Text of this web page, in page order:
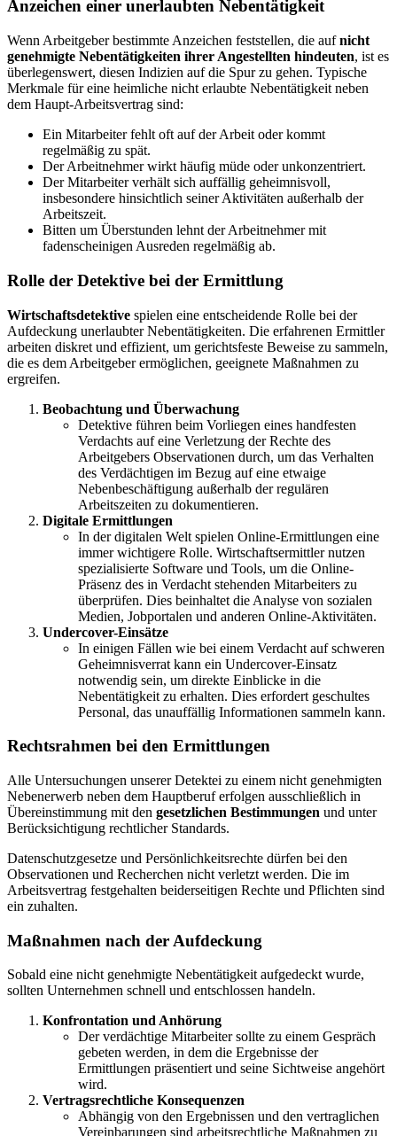
Anzeichen einer unerlaubten Nebentätigkeit
Wenn Arbeitgeber bestimmte Anzeichen feststellen, die aufnicht
genehmigte Nebentätigkeiten ihrer Angestellten hindeuten, ist es
überlegenswert, diesen Indizien auf die Spur zu gehen. Typische
Merkmale für eine heimliche nicht erlaubte Nebentätigkeit neben
dem Haupt-Arbeitsvertrag sind:
Ein Mitarbeiter fehlt oft auf der Arbeit oder kommt
regelmäßig zu spät.
Der Arbeitnehmer wirkt häufig müde oder unkonzentriert.
Der Mitarbeiter verhält sich auffällig geheimnisvoll,
insbesondere hinsichtlich seiner Aktivitäten außerhalb der
Arbeitszeit.
Bitten um Überstunden lehnt der Arbeitnehmer mit
fadenscheinigen Ausreden regelmäßig ab.
Rolle der Detektive bei der Ermittlung
Wirtschaftsdetektive spielen eine entscheidende Rolle bei der
Aufdeckung unerlaubter Nebentätigkeiten. Die erfahrenen Ermittler
arbeiten diskret und effizient, um gerichtsfeste Beweise zu sammeln,
die es dem Arbeitgeber ermöglichen, geeignete Maßnahmen zu
ergreifen.
Beobachtung und Überwachung
Detektive führen beim Vorliegen eines handfesten
Verdachts auf eine Verletzung der Rechte des
Arbeitgebers Observationen durch, um das Verhalten
des Verdächtigen im Bezug auf eine etwaige
Nebenbeschäftigung außerhalb der regulären
Arbeitszeiten zu dokumentieren.
Digitale Ermittlungen
In der digitalen Welt spielen Online-Ermittlungen eine
immer wichtigere Rolle. Wirtschaftsermittler nutzen
spezialisierte Software und Tools, um die Online-
Präsenz des in Verdacht stehenden Mitarbeiters zu
überprüfen. Dies beinhaltet die Analyse von sozialen
Medien, Jobportalen und anderen Online-Aktivitäten.
Undercover-Einsätze
In einigen Fällen wie bei einem Verdacht auf schweren
Geheimnisverrat kann ein Undercover-Einsatz
notwendig sein, um direkte Einblicke in die
Nebentätigkeit zu erhalten. Dies erfordert geschultes
Personal, das unauffällig Informationen sammeln kann.
Rechtsrahmen bei den Ermittlungen
Alle Untersuchungen unserer Detektei zu einem nicht genehmigten
Nebenerwerb neben dem Hauptberuf erfolgen ausschließlich in
Übereinstimmung mit den gesetzlichen Bestimmungen und unter
Berücksichtigung rechtlicher Standards.
Datenschutzgesetze und Persönlichkeitsrechte dürfen bei den
Observationen und Recherchen nicht verletzt werden. Die im
Arbeitsvertrag festgehalten beiderseitigen Rechte und Pflichten sind
ein zuhalten.
Maßnahmen nach der Aufdeckung
Sobald eine nicht genehmigte Nebentätigkeit aufgedeckt wurde,
sollten Unternehmen schnell und entschlossen handeln.
Konfrontation und Anhörung
Der verdächtige Mitarbeiter sollte zu einem Gespräch
gebeten werden, in dem die Ergebnisse der
Ermittlungen präsentiert und seine Sichtweise angehört
wird.
Vertragsrechtliche Konsequenzen
Abhängig von den Ergebnissen und den vertraglichen
Vereinbarungen sind arbeitsrechtliche Maßnahmen zu